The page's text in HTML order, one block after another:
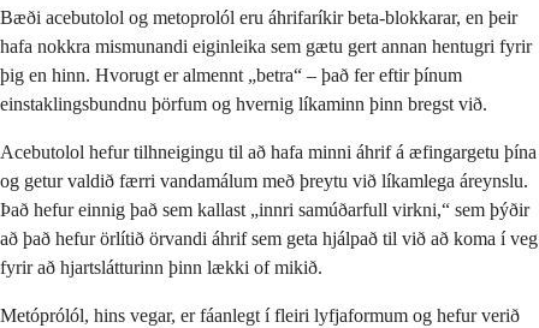
Bæði acebutolol og metoprolól eru áhrifaríkir beta-blokkarar, en þeir
hafa nokkra mismunandi eiginleika sem gætu gert annan hentugri fyrir
þig en hinn. Hvorugt er almennt „betra“ – það fer eftir þínum
einstaklingsbundnu þörfum og hvernig líkaminn þinn bregst við.
Acebutolol hefur tilhneigingu til að hafa minni áhrif á æfingargetu þína
og getur valdið færri vandamálum með þreytu við líkamlega áreynslu.
Það hefur einnig það sem kallast „innri samúðarfull virkni,“ sem þýðir
að það hefur örlítið örvandi áhrif sem geta hjálpað til við að koma í veg
fyrir að hjartslátturinn þinn lækki of mikið.
Metóprólól, hins vegar, er fáanlegt í fleiri lyfjaformum og hefur verið